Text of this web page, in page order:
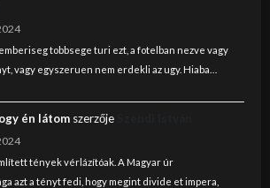
tobbsege turi ezt, a fotelban nezve vagy
vagy egyszeruen nem erdekli az ugy. Hiaba…
én látomszerzője
tények vérlázítóak. A Magyar úr
azt a tényt fedi, hogy megint divide et impera,